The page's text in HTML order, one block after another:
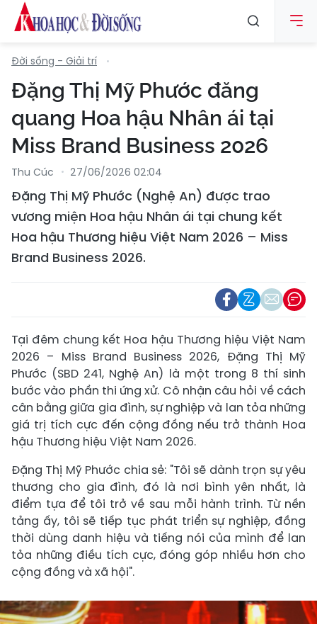
Đời sống - Giải trí
Đặng Thị Mỹ Phước đăng
quang Hoa hậu Nhân ái tại
Miss Brand Business 2026
Thu Cúc 27/06/2026 02:04
Đặng Thị Mỹ Phước (Nghệ An) được trao
vương miện Hoa hậu Nhân ái tại chung kết
Hoa hậu Thương hiệu Việt Nam 2026 – Miss
Brand Business 2026.
Tại đêm chung kết Hoa hậu Thương hiệu Việt Nam
2026 – Miss Brand Business 2026, Đặng Thị Mỹ
Phước (SBD 241, Nghệ An) là một trong 8 thí sinh
bước vào phần thi ứng xử. Cô nhận câu hỏi về cách
cân bằng giữa gia đình, sự nghiệp và lan tỏa những
giá trị tích cực đến cộng đồng nếu trở thành Hoa
hậu Thương hiệu Việt Nam 2026.
Đặng Thị Mỹ Phước chia sẻ: "Tôi sẽ dành trọn sự yêu
thương cho gia đình, đó là nơi bình yên nhất, là
điểm tựa để tôi trở về sau mỗi hành trình. Từ nền
tảng ấy, tôi sẽ tiếp tục phát triển sự nghiệp, đồng
thời dùng danh hiệu và tiếng nói của mình để lan
tỏa những điều tích cực, đóng góp nhiều hơn cho
cộng đồng và xã hội".